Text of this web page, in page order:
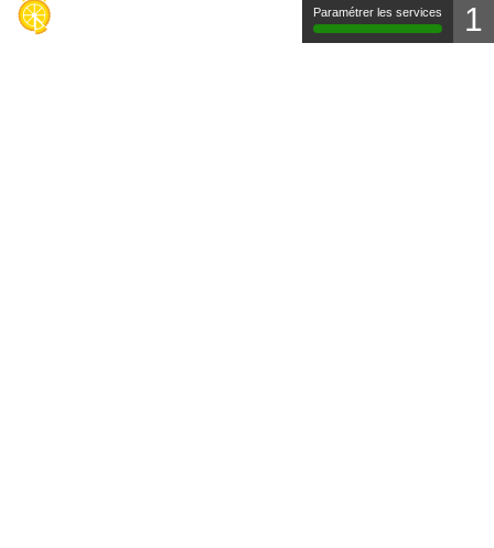
Paramétrer les services 1